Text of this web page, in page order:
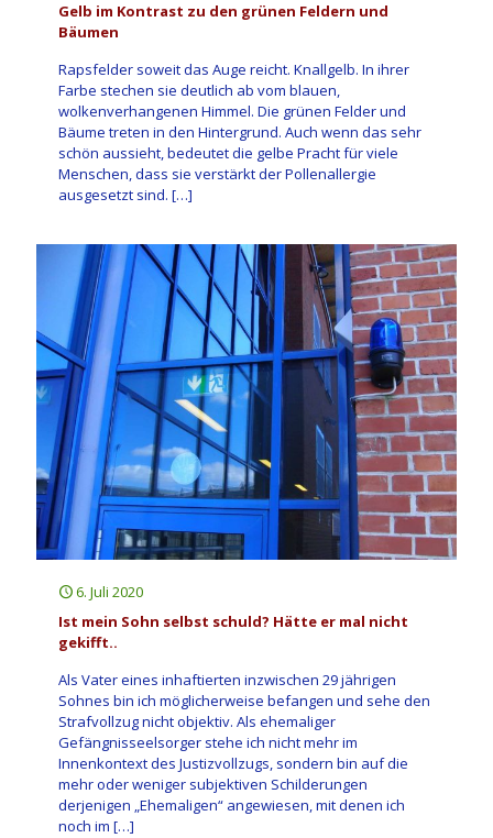
Gelb im Kontrast zu den grünen Feldern und
Bäumen
Rapsfelder soweit das Auge reicht. Knallgelb. In ihrer
Farbe stechen sie deutlich ab vom blauen,
wolkenverhangenen Himmel. Die grünen Felder und
Bäume treten in den Hintergrund. Auch wenn das sehr
schön aussieht, bedeutet die gelbe Pracht für viele
Menschen, dass sie verstärkt der Pollenallergie
ausgesetzt sind. […]
6. Juli 2020
Ist mein Sohn selbst schuld? Hätte er mal nicht
gekifft..
Als Vater eines inhaftierten inzwischen 29 jährigen
Sohnes bin ich möglicherweise befangen und sehe den
Strafvollzug nicht objektiv. Als ehemaliger
Gefängnisseelsorger stehe ich nicht mehr im
Innenkontext des Justizvollzugs, sondern bin auf die
mehr oder weniger subjektiven Schilderungen
derjenigen „Ehemaligen“ angewiesen, mit denen ich
noch im […]